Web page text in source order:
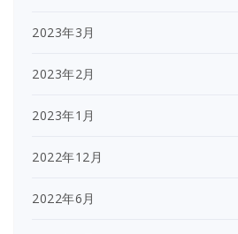
2023年3月
2023年2月
2023年1月
2022年12月
2022年6月